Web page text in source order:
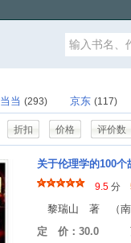
当当 (293) 京东 (117)
折扣 价格 评价数
关于伦理学的100个
9.5 分
黎瑞山 著 （南
定 价：30.0